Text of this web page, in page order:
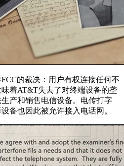
的裁决：用户有权连接任何不
着AT&T失去了对终端设备的垄
产和销售电信设备。电传打字
备也因此被允许接入电话网。